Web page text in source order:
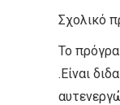
Σχολικό
Το
.Είναι